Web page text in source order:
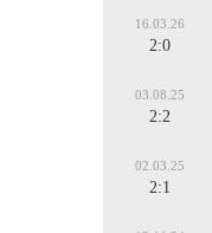
16.03.26
2:0
03.08.25
2:2
02.03.25
2:1